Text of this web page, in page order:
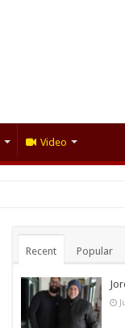
Video
Recent Popular